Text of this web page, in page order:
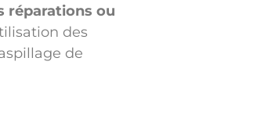
réparations ou
des
de